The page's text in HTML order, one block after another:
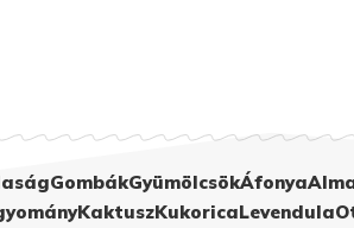
GombákGyümölcsökÁfonya
KaktuszKukoricaLevendula